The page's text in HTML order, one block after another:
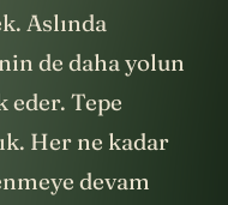
Aslında
de daha yolun
eder. Tepe
Her ne kadar
devam